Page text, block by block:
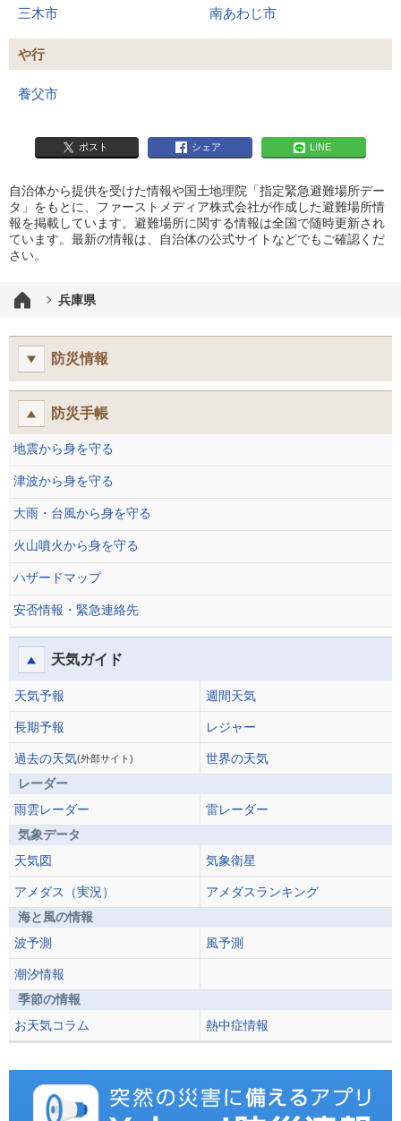
三木市 南あわじ市
や行
養父市
ポスト シェア LINE
自治体から提供を受けた情報や国土地理院「指定緊急避難場所デー
タ」をもとに、ファーストメディア株式会社が作成した避難場所情
報を掲載しています。避難場所に関する情報は全国で随時更新され
ています。最新の情報は、自治体の公式サイトなどでもご確認くだ
さい。
兵庫県
防災情報
防災手帳
地震から身を守る
津波から身を守る
大雨・台風から身を守る
火山噴火から身を守る
ハザードマップ
安否情報・緊急連絡先
天気ガイド
天気予報 週間天気
長期予報 レジャー
過去の天気(外部サイト)
世界の天気
レーダー
雨雲レーダー
雷レーダー
気象データ
天気図
気象衛星
アメダス（実況）
アメダスランキング
海と風の情報
波予測
風予測
潮汐情報
季節の情報
お天気コラム
熱中症情報